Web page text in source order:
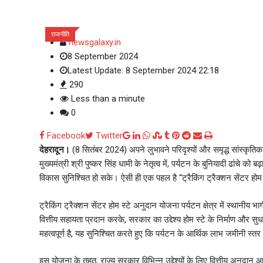
ब्रेकिंग
राजनीति
newsgalaxy.in
8 September 2024
Latest Update: 8 September 2024 22:18
290
Less than a minute
0
Facebook Twitter Google+
LinkedIn
Whatsapp
StumbleUpon
Tumblr
Pinterest
RedditShare
via
Email
Print
देहरादून। (8 सितंबर 2024) अपने लुभावने परिदृश्यों और समृद्ध
मुख्यमंत्री श्री पुष्कर सिंह धामी के नेतृत्व में, पर्यटन के बुनियादी ढांचे को
विकास सुनिश्चित हो सके। ऐसी ही एक पहल है “ट्रैकिंग ट्रैक्शन सेंटर होम
ट्रैकिंग ट्रैक्शन सेंटर होम स्टे अनुदान योजना पर्यटन क्षेत्र में स्थानीय
वित्तीय सहायता प्रदान करके, सरकार का उद्देश्य होम स्टे के निर्माण
महत्वपूर्ण है, यह सुनिश्चित करते हुए कि पर्यटन के आर्थिक लाभ जमीनी
इस योजना के तहत, राज्य सरकार विभिन्न उद्देश्यों के लिए वित्तीय